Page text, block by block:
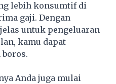
lebih konsumtif di
gaji. Dengan
untuk pengeluaran
kamu dapat
Anda juga mulai